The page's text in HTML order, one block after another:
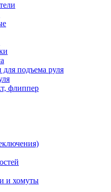
подъема руля
флиппер
и хомуты